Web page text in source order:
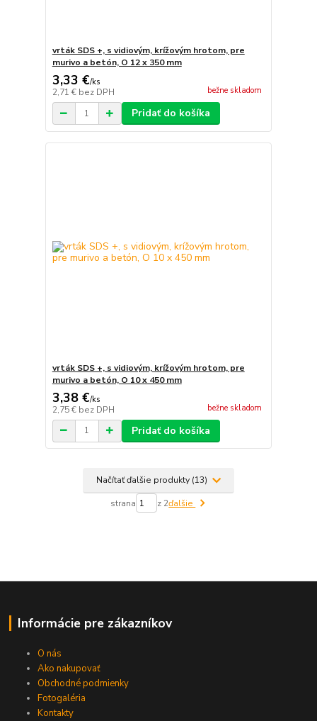
vrták SDS +, s vidiovým, krížovým hrotom, pre
murivo a betón, O 12 x 350 mm
3,33 €/ks
2,71 € bez DPH bežne skladom
Pridať do košíka
vrták SDS +, s vidiovým, krížovým hrotom, pre
murivo a betón, O 10 x 450 mm
3,38 €/ks
2,75 € bez DPH bežne skladom
Pridať do košíka
Načítať ďalšie produkty (13)
strana z 2ďalšie
Informácie pre zákazníkov
O nás
Ako nakupovať
Obchodné podmienky
Fotogaléria
Kontakty